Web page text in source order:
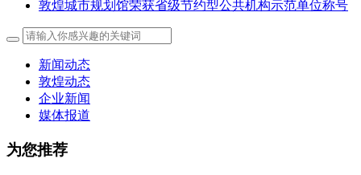
敦煌城市规划馆荣获省级节约型公共机构示范单位称号
新闻动态
敦煌动态
企业新闻
媒体报道
为您推荐